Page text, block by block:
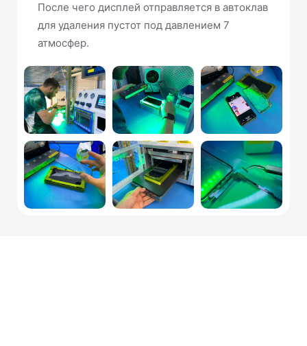
После чего дисплей отправляется в автоклав
для удаления пустот под давлением 7
атмосфер.